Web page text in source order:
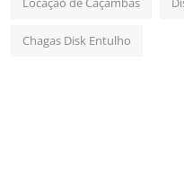
Chagas Disk Entulho